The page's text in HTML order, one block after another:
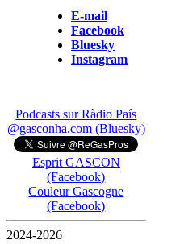
E-mail
Facebook
Bluesky
Instagram
Podcasts sur Ràdio País
@gasconha.com (Bluesky)
Esprit GASCON
(Facebook)
Couleur Gascogne
(Facebook)
2024-2026